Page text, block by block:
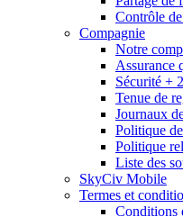
Contrôle
Compagnie
Notre
Assurance
Sécurité +
Tenue de
Journaux
Politique
Politique
Liste des
SkyCiv Mobile
Termes et
Conditions